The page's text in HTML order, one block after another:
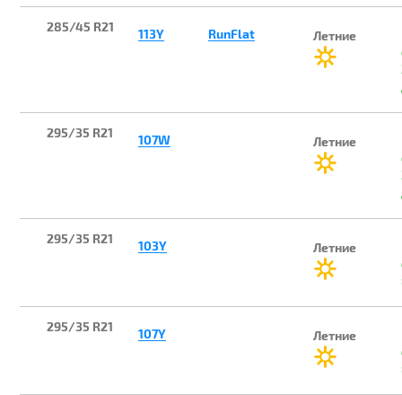
285/45 R21 113Y RunFlat Летние
295/35 R21 107W Летние
295/35 R21 103Y Летние
295/35 R21 107Y Летние